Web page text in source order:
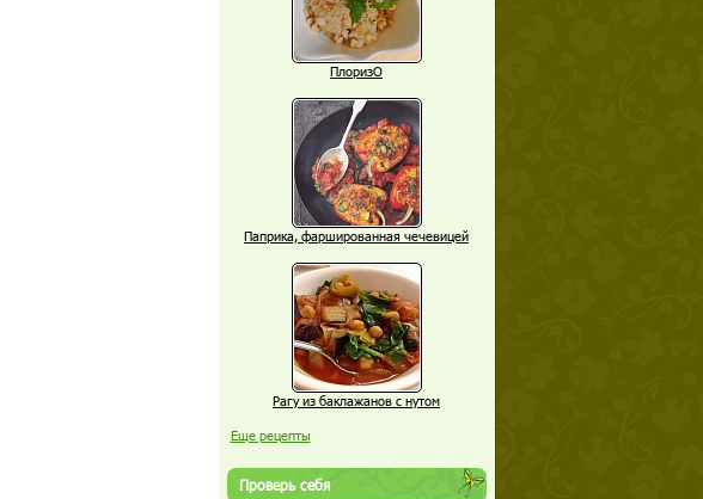
ПлоризО
Паприка, фаршированная чечевицей
Рагу из баклажанов с нутом
Еще рецепты
Проверь себя